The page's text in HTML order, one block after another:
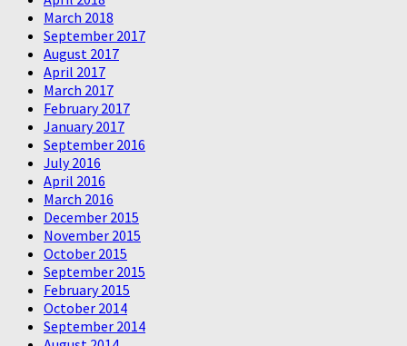
March 2018
September 2017
August 2017
April 2017
March 2017
February 2017
January 2017
September 2016
July 2016
April 2016
March 2016
December 2015
November 2015
October 2015
September 2015
February 2015
October 2014
September 2014